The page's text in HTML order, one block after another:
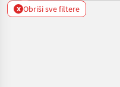
x Obriši sve filtere